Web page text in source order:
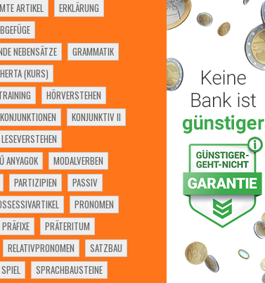
ARTIKEL
ERKLÄRUNG
NEBENSÄTZE
GRAMMATIK
(KURS)
HÖRVERSTEHEN
KONJUNKTIONEN
KONJUNKTIV II
LESEVERSTEHEN
ANYAGOK
MODALVERBEN
PARTIZIPIEN
PASSIV
PRONOMEN
PRÄFIXE
PRÄTERITUM
RELATIVPRONOMEN
SATZBAU
SPIEL SPRACHBAUSTEINE